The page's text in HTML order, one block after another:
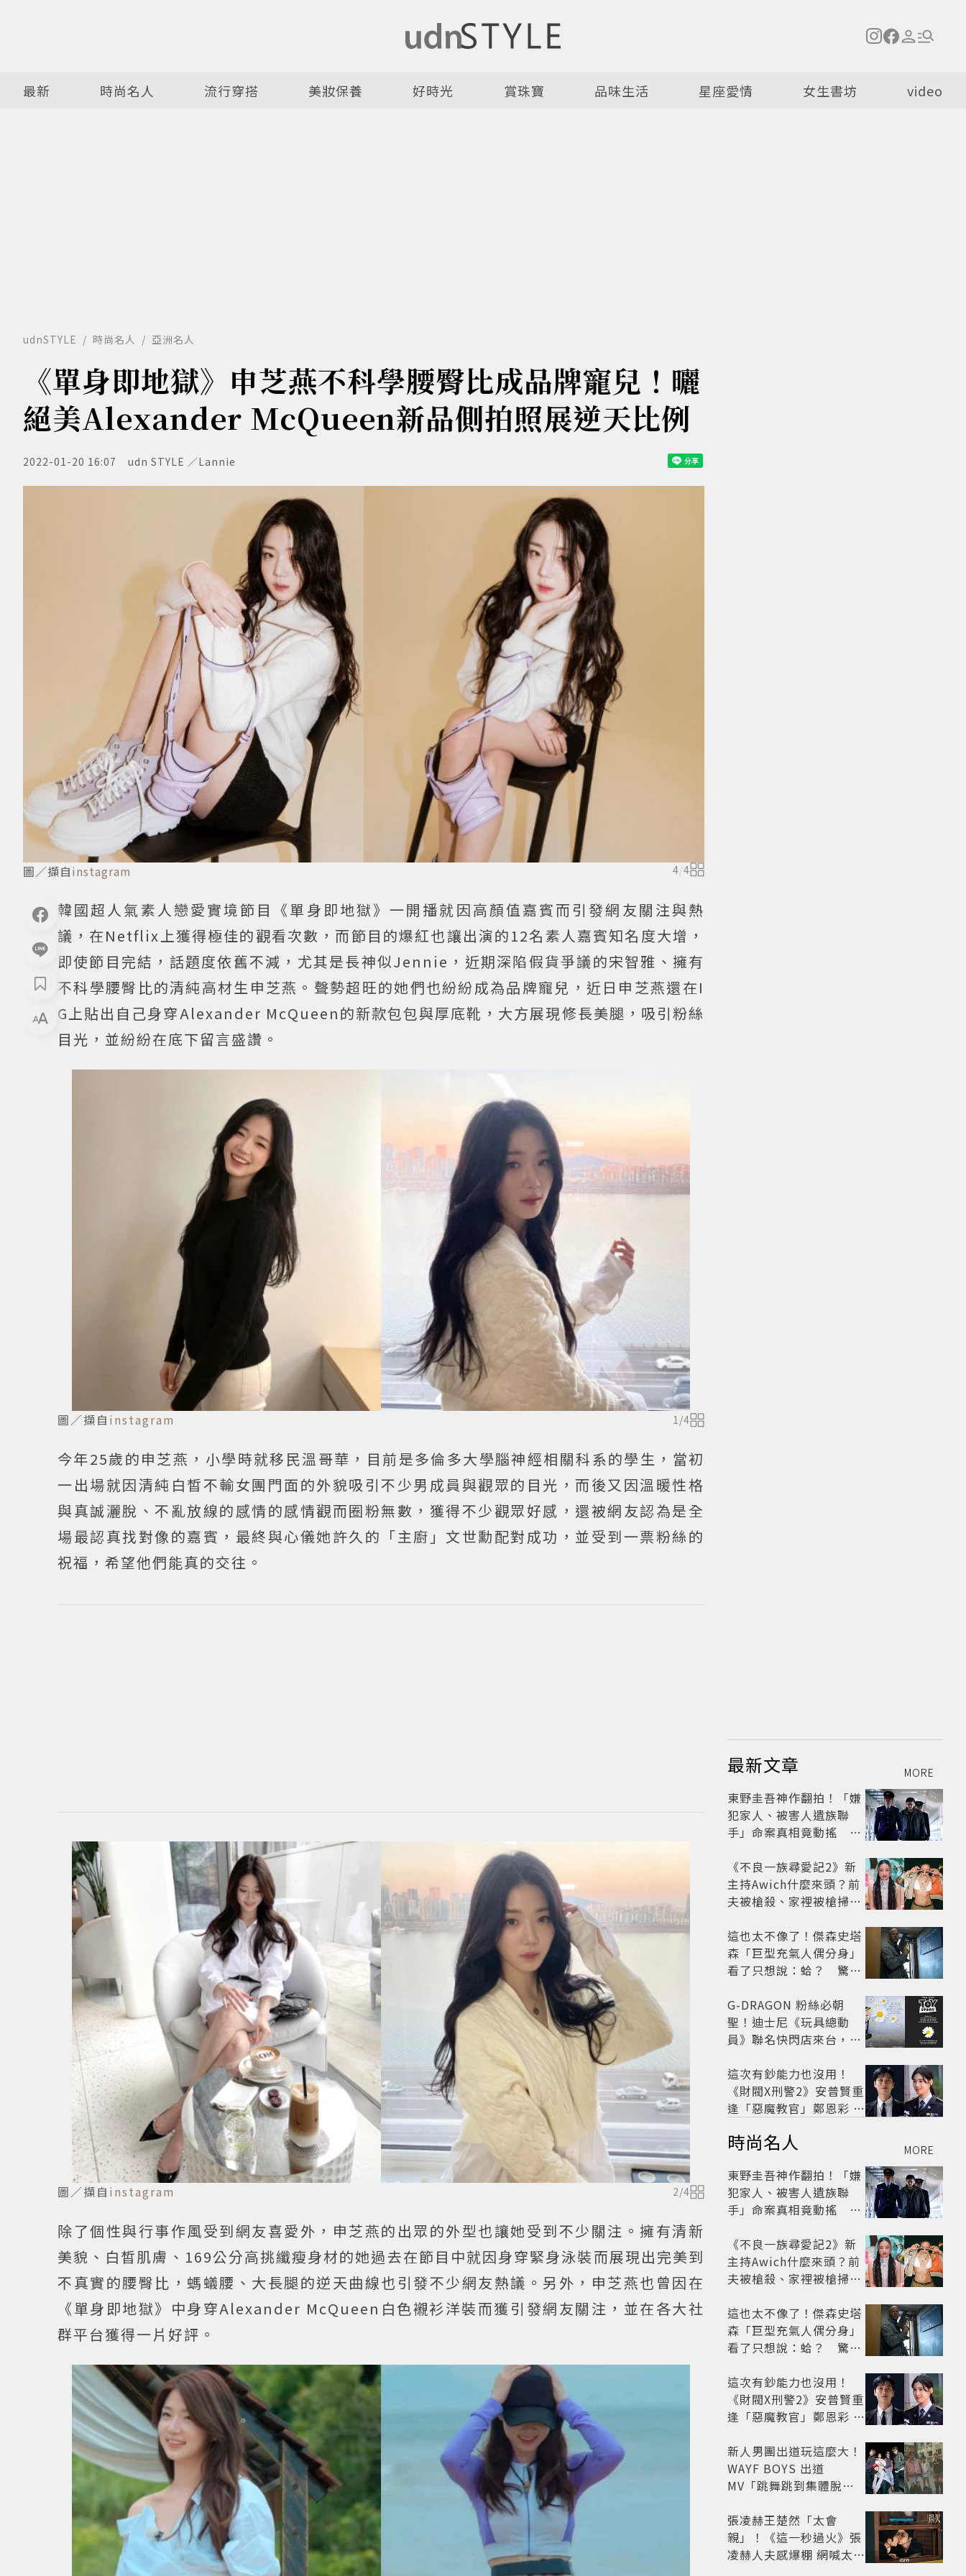
最新 時尚名人 流行穿搭 美妝保養 好時光 賞珠寶 品味生活 星座愛情 女生書坊 video
udnSTYLE 時尚名人 亞洲名人
《單身即地獄》申芝燕不科學腰臀比成品牌寵兒！曬
絕美Alexander McQueen新品側拍照展逆天比例
2022-01-20 16:07 udn STYLE ／Lannie
圖／擷自instagram 4/4
韓國超人氣素人戀愛實境節目《單身即地獄》一開播就因高顏值嘉賓而引發網友關注與熱
議，在Netflix上獲得極佳的觀看次數，而節目的爆紅也讓出演的12名素人嘉賓知名度大增，
即使節目完結，話題度依舊不減，尤其是長神似Jennie，近期深陷假貨爭議的宋智雅、擁有
不科學腰臀比的清純高材生申芝燕。聲勢超旺的她們也紛紛成為品牌寵兒，近日申芝燕還在I
G上貼出自己身穿Alexander McQueen的新款包包與厚底靴，大方展現修長美腿，吸引粉絲
目光，並紛紛在底下留言盛讚。
圖／擷自 instagram 1/4
今年25歲的申芝燕，小學時就移民溫哥華，目前是多倫多大學腦神經相關科系的學生，當初
一出場就因清純白皙不輸女團門面的外貌吸引不少男成員與觀眾的目光，而後又因溫暖性格
與真誠灑脫、不亂放線的感情的感情觀而圈粉無數，獲得不少觀眾好感，還被網友認為是全
場最認真找對像的嘉賓，最終與心儀她許久的「主廚」文世勳配對成功，並受到一票粉絲的
祝福，希望他們能真的交往。
圖／擷自 instagram 2/4
除了個性與行事作風受到網友喜愛外，申芝燕的出眾的外型也讓她受到不少關注。擁有清新
美貌、白皙肌膚、169公分高挑纖瘦身材的她過去在節目中就因身穿緊身泳裝而展現出完美到
不真實的腰臀比，螞蟻腰、大長腿的逆天曲線也引發不少網友熱議。另外，申芝燕也曾因在
《單身即地獄》中身穿Alexander McQueen白色襯衫洋裝而獲引發網友關注，並在各大社
群平台獲得一片好評。
最新文章 MORE
東野圭吾神作翻拍！「嫌
犯家人、被害人遺族聯
手」命案真相竟動搖
框架展開
《不良一族尋愛記2》新
主持Awich什麼來頭？前
夫被槍殺、家裡被槍掃射
馬！
這也太不像了！傑森史塔
森「巨型充氣人偶分身」
看了只想說：蛤？ 驚喜
G-DRAGON 粉絲必朝
聖！迪士尼《玩具總動
員》聯名快閃店來台，限
這次有鈔能力也沒用！
《財閥X刑警2》安普賢重
逢「惡魔教官」鄭恩彩 首
紅盤
時尚名人 MORE
東野圭吾神作翻拍！「嫌
犯家人、被害人遺族聯
手」命案真相竟動搖
框架展開
《不良一族尋愛記2》新
主持Awich什麼來頭？前
夫被槍殺、家裡被槍掃射
馬！
這也太不像了！傑森史塔
森「巨型充氣人偶分身」
看了只想說：蛤？ 驚喜
這次有鈔能力也沒用！
《財閥X刑警2》安普賢重
逢「惡魔教官」鄭恩彩 首
紅盤
新人男團出道玩這麼大！
WAYF BOYS 出道
MV「跳舞跳到集體脫
影片爆紅
張凌赫王楚然「太會
親」！《這一秒過火》張
凌赫人夫感爆棚 網喊太有